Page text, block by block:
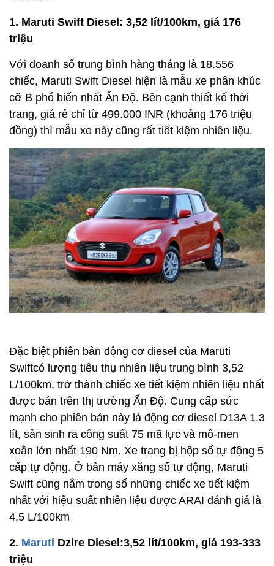
1. Maruti Swift Diesel: 3,52 lít/100km, giá 176
triệu
Với doanh số trung bình hàng tháng là 18.556
chiếc, Maruti Swift Diesel hiện là mẫu xe phân khúc
cỡ B phổ biến nhất Ấn Độ. Bên cạnh thiết kế thời
trang, giá rẻ chỉ từ 499.000 INR (khoảng 176 triệu
đồng) thì mẫu xe này cũng rất tiết kiệm nhiên liệu.
Đặc biệt phiên bản động cơ diesel của Maruti
Swiftcó lượng tiêu thụ nhiên liệu trung bình 3,52
L/100km, trở thành chiếc xe tiết kiệm nhiên liệu nhất
được bán trên thị trường Ấn Độ. Cung cấp sức
mạnh cho phiên bản này là động cơ diesel D13A 1.3
lít, sản sinh ra công suất 75 mã lực và mô-men
xoắn lớn nhất 190 Nm. Xe trang bị hộp số tự động 5
cấp tự động. Ở bản máy xăng số tự động, Maruti
Swift cũng nằm trong số những chiếc xe tiết kiệm
nhất với hiệu suất nhiên liệu được ARAI đánh giá là
4,5 L/100km
2. Maruti Dzire Diesel:3,52 lít/100km, giá 193-333
triệu